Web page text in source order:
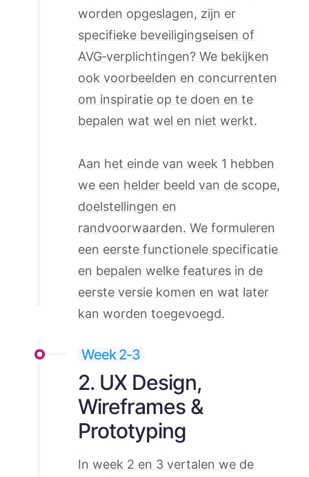
worden opgeslagen, zijn er
specifieke beveiligingseisen of
AVG‑verplichtingen? We bekijken
ook voorbeelden en concurrenten
om inspiratie op te doen en te
bepalen wat wel en niet werkt.
Aan het einde van week 1 hebben
we een helder beeld van de scope,
doelstellingen en
randvoorwaarden. We formuleren
een eerste functionele specificatie
en bepalen welke features in de
eerste versie komen en wat later
kan worden toegevoegd.
Week 2-3
2. UX Design,
Wireframes &
Prototyping
In week 2 en 3 vertalen we de